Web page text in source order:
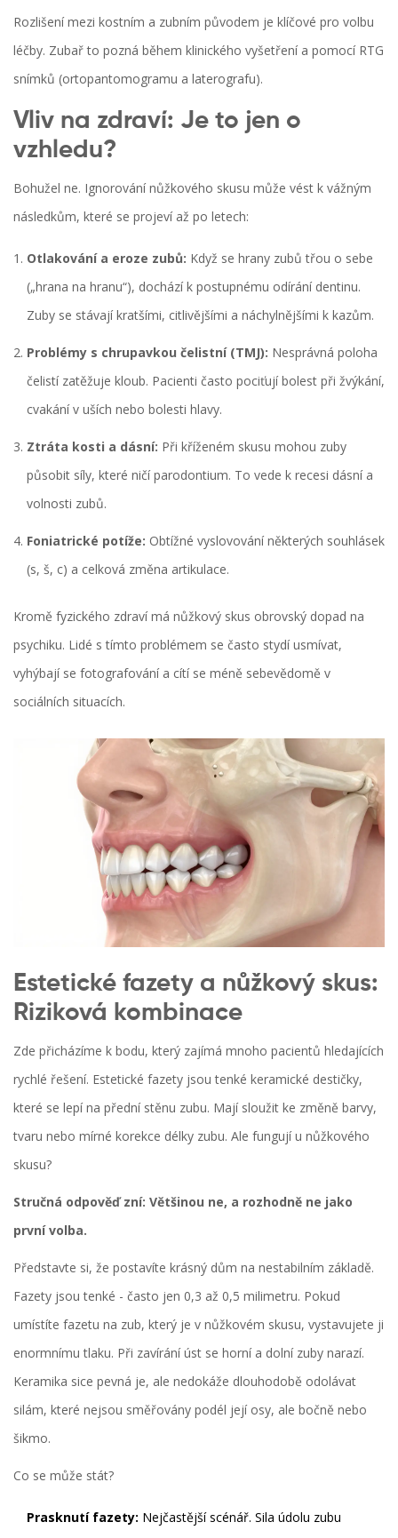
Rozlišení mezi kostním a zubním původem je klíčové pro volbu
léčby. Zubař to pozná během klinického vyšetření a pomocí RTG
snímků (ortopantomogramu a laterografu).
Vliv na zdraví: Je to jen o
vzhledu?
Bohužel ne. Ignorování nůžkového skusu může vést k vážným
následkům, které se projeví až po letech:
Otlakování a eroze zubů: Když se hrany zubů třou o sebe
(„hrana na hranu“), dochází k postupnému odírání dentinu.
Zuby se stávají kratšími, citlivějšími a náchylnějšími k kazům.
Problémy s chrupavkou čelistní (TMJ): Nesprávná poloha
čelistí zatěžuje kloub. Pacienti často pociťují bolest při žvýkání,
cvakání v uších nebo bolesti hlavy.
Ztráta kosti a dásní: Při kříženém skusu mohou zuby
působit síly, které ničí parodontium. To vede k recesi dásní a
volnosti zubů.
Foniatrické potíže: Obtížné vyslovování některých souhlásek
(s, š, c) a celková změna artikulace.
Kromě fyzického zdraví má nůžkový skus obrovský dopad na
psychiku. Lidé s tímto problémem se často stydí usmívat,
vyhýbají se fotografování a cítí se méně sebevědomě v
sociálních situacích.
Estetické fazety a nůžkový skus:
Riziková kombinace
Zde přicházíme k bodu, který zajímá mnoho pacientů hledajících
rychlé řešení. Estetické fazety jsou tenké keramické destičky,
které se lepí na přední stěnu zubu. Mají sloužit ke změně barvy,
tvaru nebo mírné korekce délky zubu. Ale fungují u nůžkového
skusu?
Stručná odpověď zní: Většinou ne, a rozhodně ne jako
první volba.
Představte si, že postavíte krásný dům na nestabilním základě.
Fazety jsou tenké - často jen 0,3 až 0,5 milimetru. Pokud
umístíte fazetu na zub, který je v nůžkovém skusu, vystavujete ji
enormnímu tlaku. Při zavírání úst se horní a dolní zuby narazí.
Keramika sice pevná je, ale nedokáže dlouhodobě odolávat
silám, které nejsou směřovány podél její osy, ale bočně nebo
šikmo.
Co se může stát?
Prasknutí fazety: Nejčastější scénář. Sila údolu zubu